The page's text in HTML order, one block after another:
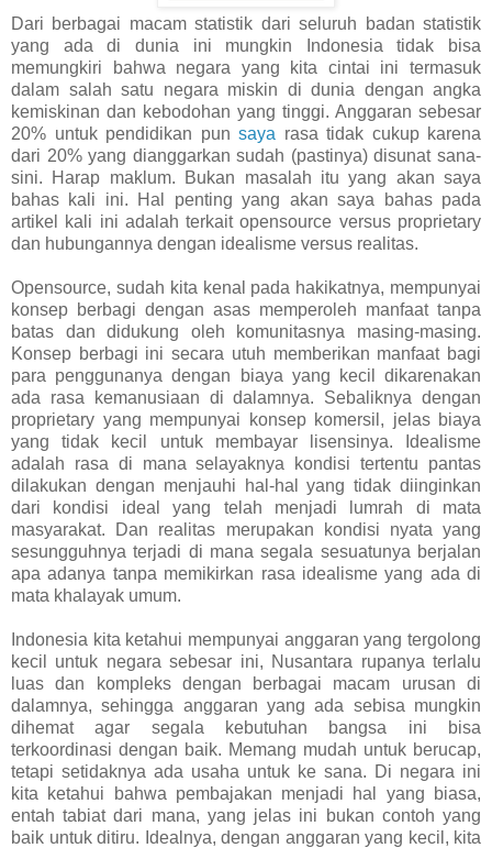
Dari berbagai macam statistik dari seluruh badan statistik
yang ada di dunia ini mungkin Indonesia tidak bisa
memungkiri bahwa negara yang kita cintai ini termasuk
dalam salah satu negara miskin di dunia dengan angka
kemiskinan dan kebodohan yang tinggi. Anggaran sebesar
20% untuk pendidikan pun saya rasa tidak cukup karena
dari 20% yang dianggarkan sudah (pastinya) disunat sana-
sini. Harap maklum. Bukan masalah itu yang akan saya
bahas kali ini. Hal penting yang akan saya bahas pada
artikel kali ini adalah terkait opensource versus proprietary
dan hubungannya dengan idealisme versus realitas.
Opensource, sudah kita kenal pada hakikatnya, mempunyai
konsep berbagi dengan asas memperoleh manfaat tanpa
batas dan didukung oleh komunitasnya masing-masing.
Konsep berbagi ini secara utuh memberikan manfaat bagi
para penggunanya dengan biaya yang kecil dikarenakan
ada rasa kemanusiaan di dalamnya. Sebaliknya dengan
proprietary yang mempunyai konsep komersil, jelas biaya
yang tidak kecil untuk membayar lisensinya. Idealisme
adalah rasa di mana selayaknya kondisi tertentu pantas
dilakukan dengan menjauhi hal-hal yang tidak diinginkan
dari kondisi ideal yang telah menjadi lumrah di mata
masyarakat. Dan realitas merupakan kondisi nyata yang
sesungguhnya terjadi di mana segala sesuatunya berjalan
apa adanya tanpa memikirkan rasa idealisme yang ada di
mata khalayak umum.
Indonesia kita ketahui mempunyai anggaran yang tergolong
kecil untuk negara sebesar ini, Nusantara rupanya terlalu
luas dan kompleks dengan berbagai macam urusan di
dalamnya, sehingga anggaran yang ada sebisa mungkin
dihemat agar segala kebutuhan bangsa ini bisa
terkoordinasi dengan baik. Memang mudah untuk berucap,
tetapi setidaknya ada usaha untuk ke sana. Di negara ini
kita ketahui bahwa pembajakan menjadi hal yang biasa,
entah tabiat dari mana, yang jelas ini bukan contoh yang
baik untuk ditiru. Idealnya, dengan anggaran yang kecil, kita